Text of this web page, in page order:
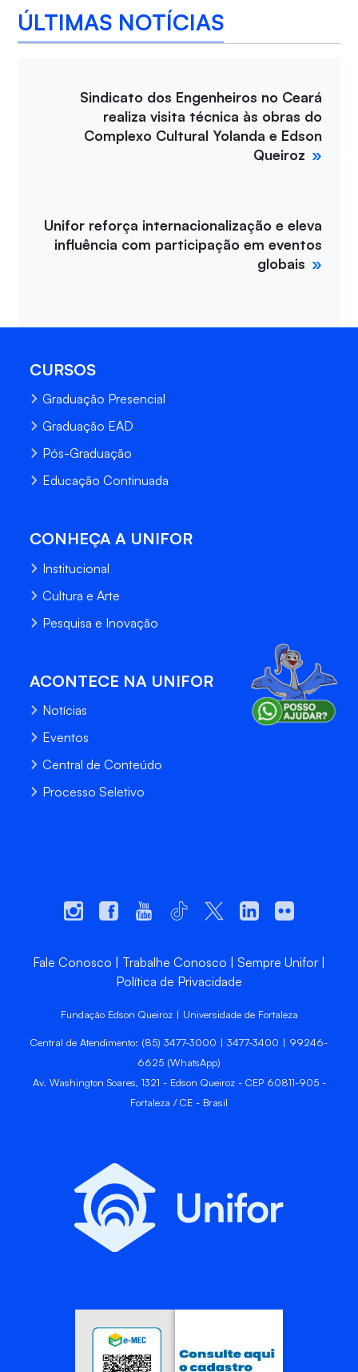
ÚLTIMAS NOTÍCIAS
Sindicato dos Engenheiros no Ceará
realiza visita técnica às obras do
Complexo Cultural Yolanda e Edson
Queiroz
Unifor reforça internacionalização e eleva
influência com participação em eventos
globais
CURSOS
Graduação Presencial
Graduação EAD
Pós-Graduação
Educação Continuada
CONHEÇA A UNIFOR
Institucional
Cultura e Arte
Pesquisa e Inovação
ACONTECE NA UNIFOR
Notícias
Eventos
Central de Conteúdo
Processo Seletivo
Fale Conosco Trabalhe Conosco
Sempre Unifor
Política de Privacidade
Fundação Edson Queiroz | Universidade de Fortaleza
Central de Atendimento: (85) 3477-3000 | 3477-3400 | 99246-
6625 (WhatsApp)
Av. Washington Soares, 1321 - Edson Queiroz - CEP 60811-905 -
Fortaleza / CE - Brasil